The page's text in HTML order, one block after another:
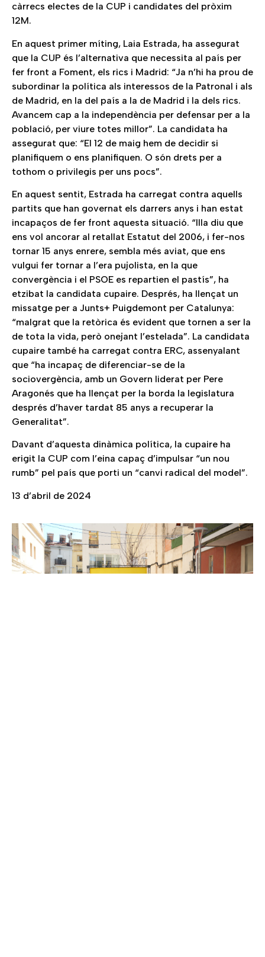
càrrecs electes de la CUP i candidates del pròxim
12M.
En aquest primer míting, Laia Estrada, ha assegurat
que la CUP és l’alternativa que necessita al país per
fer front a Foment, els rics i Madrid: “Ja n’hi ha prou de
subordinar la política als interessos de la Patronal i als
de Madrid, en la del país a la de Madrid i la dels rics.
Avancem cap a la independència per defensar per a la
població, per viure totes millor”. La candidata ha
assegurat que: “El 12 de maig hem de decidir si
planifiquem o ens planifiquen. O són drets per a
tothom o privilegis per uns pocs”.
En aquest sentit, Estrada ha carregat contra aquells
partits que han governat els darrers anys i han estat
incapaços de fer front aquesta situació. “Illa diu que
ens vol ancorar al retallat Estatut del 2006, i fer-nos
tornar 15 anys enrere, sembla més aviat, que ens
vulgui fer tornar a l’era pujolista, en la que
convergència i el PSOE es repartien el pastís”, ha
etzibat la candidata cupaire. Després, ha llençat un
missatge per a Junts+ Puigdemont per Catalunya:
“malgrat que la retòrica és evident que tornen a ser la
de tota la vida, però onejant l’estelada”. La candidata
cupaire també ha carregat contra ERC, assenyalant
que “ha incapaç de diferenciar-se de la
sociovergència, amb un Govern liderat per Pere
Aragonés que ha llençat per la borda la legislatura
després d’haver tardat 85 anys a recuperar la
Generalitat”.
Davant d’aquesta dinàmica política, la cupaire ha
erigit la CUP com l’eina capaç d’impulsar “un nou
rumb” pel país que porti un “canvi radical del model”.
13 d’abril de 2024